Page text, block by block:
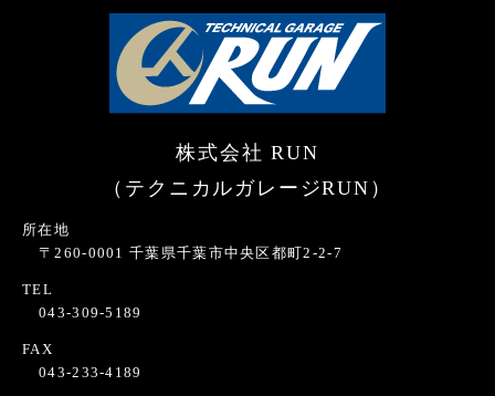
株式会社 RUN
（テクニカルガレージRUN）
所在地
〒260-0001 千葉県千葉市中央区都町2-2-7
TEL
043-309-5189
FAX
043-233-4189